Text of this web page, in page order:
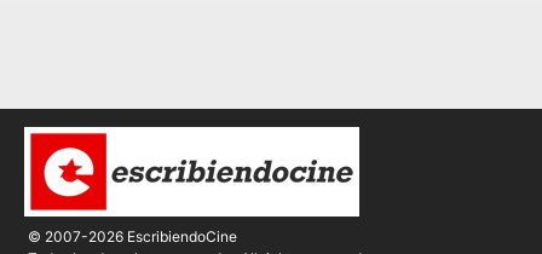
© 2007-2026 EscribiendoCine